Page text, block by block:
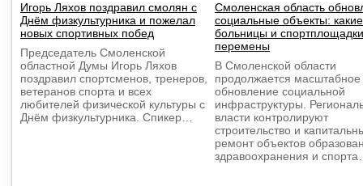
Игорь Ляхов поздравил смолян с
Днём физкультурника и пожелал
новых спортивных побед
Председатель Смоленской
областной Думы Игорь Ляхов
поздравил спортсменов, тренеров,
ветеранов спорта и всех
любителей физической культуры с
Днём физкультурника. Спикер…
Смоленская область
социальные объекты:
больницы и
перемены
В Смоленской области
продолжается масштабное
обновление социальной
инфраструктуры.
власти контролируют
строительство и
ремонт объектов
здравоохранения и